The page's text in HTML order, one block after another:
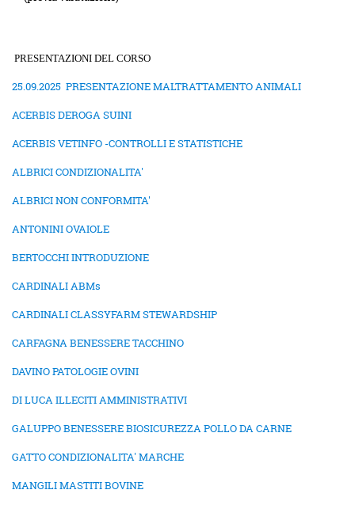
PRESENTAZIONI DEL CORSO
25.09.2025 PRESENTAZIONE MALTRATTAMENTO ANIMALI
ACERBIS DEROGA SUINI
ACERBIS VETINFO -CONTROLLI E STATISTICHE
ALBRICI CONDIZIONALITA'
ALBRICI NON CONFORMITA'
ANTONINI OVAIOLE
BERTOCCHI INTRODUZIONE
CARDINALI ABMs
CARDINALI CLASSYFARM STEWARDSHIP
CARFAGNA BENESSERE TACCHINO
DAVINO PATOLOGIE OVINI
DI LUCA ILLECITI AMMINISTRATIVI
GALUPPO BENESSERE BIOSICUREZZA POLLO DA CARNE
GATTO CONDIZIONALITA' MARCHE
MANGILI MASTITI BOVINE